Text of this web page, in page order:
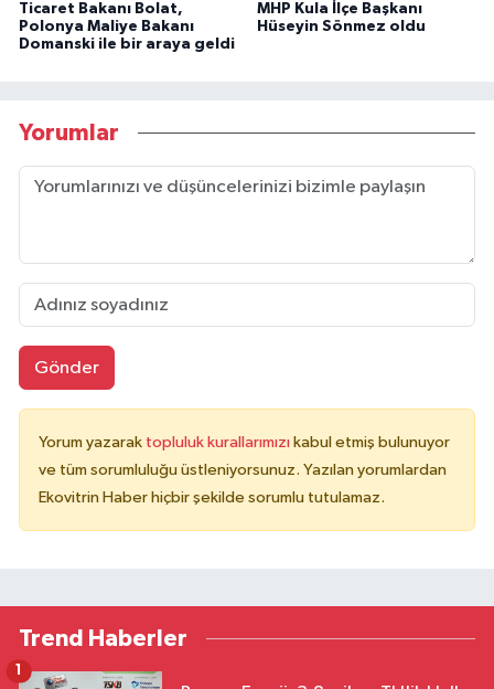
Ticaret Bakanı Bolat,
Polonya Maliye Bakanı
Domanski ile bir araya geldi
MHP Kula İlçe Başkanı
Hüseyin Sönmez oldu
Yorumlar
Gönder
Yorum yazarak topluluk kurallarımızı kabul etmiş bulunuyor
ve tüm sorumluluğu üstleniyorsunuz. Yazılan yorumlardan
Ekovitrin Haber hiçbir şekilde sorumlu tutulamaz.
Trend Haberler
1